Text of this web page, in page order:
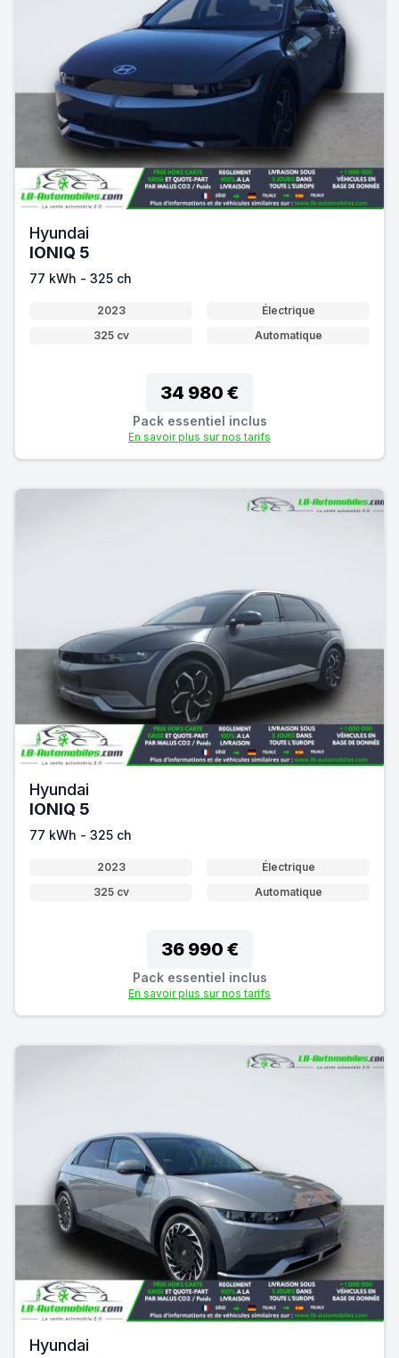
Hyundai
IONIQ 5
77 kWh - 325 ch
2023
Électrique
325 cv
Automatique
34 980 €
Pack essentiel inclus
En savoir plus sur nos tarifs
Hyundai
IONIQ 5
77 kWh - 325 ch
2023
Électrique
325 cv
Automatique
36 990 €
Pack essentiel inclus
En savoir plus sur nos tarifs
Hyundai